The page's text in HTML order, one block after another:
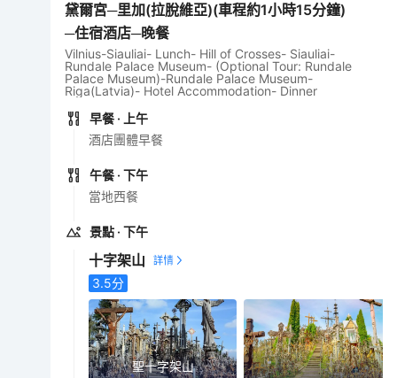
黛爾宮─里加(拉脫維亞)(車程約1小時15分鐘)
─住宿酒店─晚餐
Vilnius-Siauliai- Lunch- Hill of Crosses- Siauliai-
Rundale Palace Museum- (Optional Tour: Rundale
Palace Museum)-Rundale Palace Museum-
Riga(Latvia)- Hotel Accommodation- Dinner
早餐 · 上午
酒店團體早餐
午餐 · 下午
當地西餐
景點 · 下午
十字架山
3.5分
聖十字架山